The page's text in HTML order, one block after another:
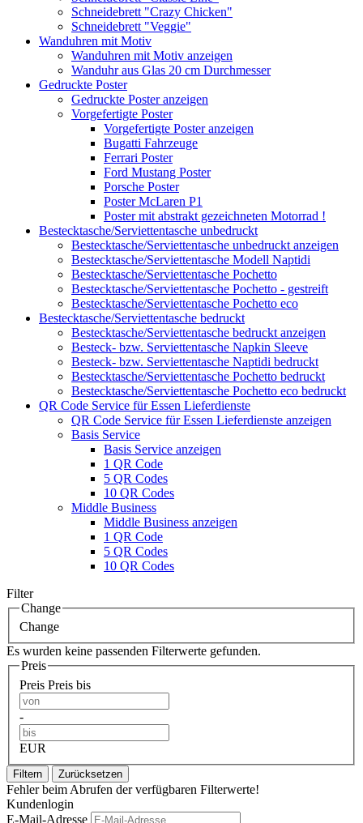
Schneidebrett "Crazy Chicken"
Schneidebrett "Veggie"
Wanduhren mit Motiv
Wanduhren mit Motiv anzeigen
Wanduhr aus Glas 20 cm Durchmesser
Gedruckte Poster
Gedruckte Poster anzeigen
Vorgefertigte Poster
Vorgefertigte Poster anzeigen
Bugatti Fahrzeuge
Ferrari Poster
Ford Mustang Poster
Porsche Poster
Poster McLaren P1
Poster mit abstrakt gezeichneten Motorrad !
Bestecktasche/Serviettentasche unbedruckt
Bestecktasche/Serviettentasche unbedruckt anzeigen
Bestecktasche/Serviettentasche Modell Naptidi
Bestecktasche/Serviettentasche Pochetto
Bestecktasche/Serviettentasche Pochetto - gestreift
Bestecktasche/Serviettentasche Pochetto eco
Bestecktasche/Serviettentasche bedruckt
Bestecktasche/Serviettentasche bedruckt anzeigen
Besteck- bzw. Serviettentasche Napkin Sleeve
Besteck- bzw. Serviettentasche Naptidi bedruckt
Bestecktasche/Serviettentasche Pochetto bedruckt
Bestecktasche/Serviettentasche Pochetto eco bedruckt
QR Code Service für Essen Lieferdienste
QR Code Service für Essen Lieferdienste anzeigen
Basis Service
Basis Service anzeigen
1 QR Code
5 QR Codes
10 QR Codes
Middle Business
Middle Business anzeigen
1 QR Code
5 QR Codes
10 QR Codes
Filter
Change
Change
Es wurden keine passenden Filterwerte gefunden.
Preis
Preis Preis bis
-
EUR
Filtern Zurücksetzen
Fehler beim Abrufen der verfügbaren Filterwerte!
Kundenlogin
E-Mail-Adresse